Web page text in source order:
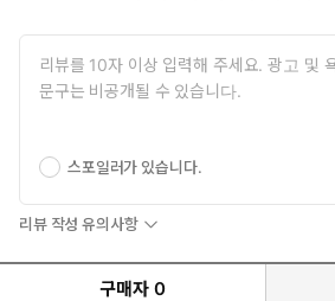
스포일러가 있습니다.
리뷰 작성 유의사항
구매자 0